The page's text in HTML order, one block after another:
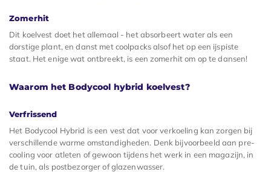
Zomerhit
Dit koelvest doet het allemaal - het absorbeert water als een
dorstige plant, en danst met coolpacks alsof het op een ijspiste
staat. Het enige wat ontbreekt, is een zomerhit om op te dansen!
Waarom het Bodycool hybrid koelvest?
Verfrissend
Het Bodycool Hybrid is een vest dat voor verkoeling kan zorgen bij
verschillende warme omstandigheden. Denk bijvoorbeeld aan pre-
cooling voor atleten of gewoon tijdens het werk in een magazijn, in
de tuin, als postbezorger of glazenwasser.